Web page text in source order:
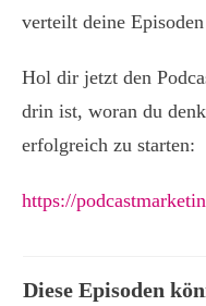
verteilt deine
Hol dir jetzt den
drin ist, woran du
erfolgreich zu starten:
https://
Diese Episoden